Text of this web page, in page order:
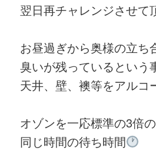
翌日再チャレンジさせて
お昼過ぎから奥様の立ち
臭いが残っているという
天井、壁、襖等をアルコ
オゾンを一応標準の3倍
同じ時間の待ち時間